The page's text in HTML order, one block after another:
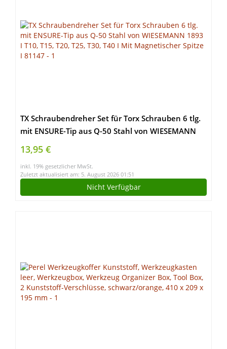
TX Schraubendreher Set für Torx Schrauben 6 tlg.
mit ENSURE-Tip aus Q-50 Stahl von WIESEMANN
1893 I T10, T15, T20, T25, T30, T40 I Mit
Magnetischer Spitze I 81147
13,95 €
inkl. 19% gesetzlicher MwSt.
Zuletzt aktualisiert am: 5. August 2026 01:51
Nicht Verfügbar